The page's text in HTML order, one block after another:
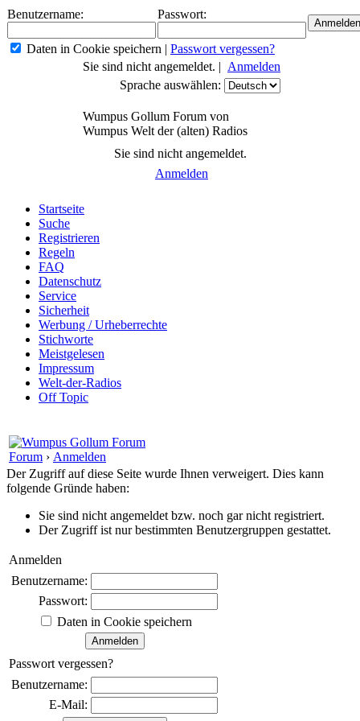
Benutzername: Passwort:
Daten in Cookie speichern | Passwort vergessen?
Sie sind nicht angemeldet. | Anmelden
Sprache auswählen:
Wumpus Gollum Forum von
Wumpus Welt der (alten) Radios
Sie sind nicht angemeldet.
Anmelden
Startseite
Suche
Registrieren
Regeln
FAQ
Datenschutz
Service
Sicherheit
Werbung / Urheberrechte
Stichworte
Meistgelesen
Impressum
Welt-der-Radios
Off Topic
Forum › Anmelden
Der Zugriff auf diese Seite wurde Ihnen verweigert. Dies kann
folgende Gründe haben:
Sie sind nicht angemeldet bzw. noch gar nicht registriert.
Der Zugriff ist nur bestimmten Benutzergruppen gestattet.
Anmelden
Benutzername:
Passwort:
Daten in Cookie speichern
Passwort vergessen?
Benutzername:
E-Mail: